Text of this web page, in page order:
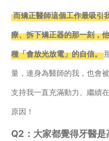
而矯正醫師這個工作最吸引
療、拆下矯正器的那一刻，
種「會放光放電」的自信。
量，連身為醫師的我，也會
支持我一直充滿動力、繼續
原因！
Q2：大家都覺得牙醫是